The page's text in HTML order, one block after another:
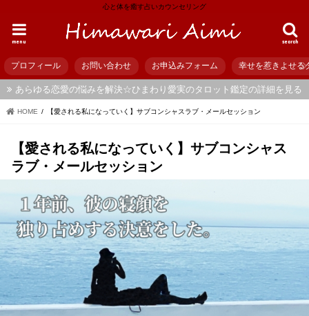
心と体を癒す占いカウンセリング
search
menu
プロフィール お問い合わせ お申込みフォーム 幸せを惹きよせる
あらゆる恋愛の悩みを解決☆ひまわり愛実のタロット鑑定の詳細を見る
HOME 【愛される私になっていく】サブコンシャスラブ・メールセッション
【愛される私になっていく】サブコンシャス
ラブ・メールセッション